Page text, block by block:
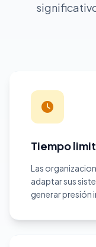
Tiempo
Las
adaptar sus
generar presión